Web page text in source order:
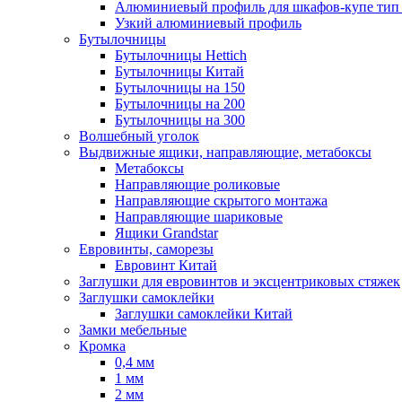
Алюминиевый профиль для шкафов-купе
Узкий алюминиевый профиль
Бутылочницы
Бутылочницы Hettich
Бутылочницы Китай
Бутылочницы на 150
Бутылочницы на 200
Бутылочницы на 300
Волшебный уголок
Выдвижные ящики, направляющие, метабоксы
Метабоксы
Направляющие роликовые
Направляющие скрытого монтажа
Направляющие шариковые
Ящики Grandstar
Евровинты, саморезы
Евровинт Китай
Заглушки для евровинтов и эксцентриковых стяжек
Заглушки самоклейки
Заглушки самоклейки Китай
Замки мебельные
Кромка
0,4 мм
1 мм
2 мм